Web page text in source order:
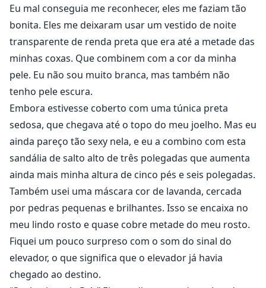
Eu mal conseguia me reconhecer, eles me faziam tão
bonita. Eles me deixaram usar um vestido de noite
transparente de renda preta que era até a metade das
minhas coxas. Que combinem com a cor da minha
pele. Eu não sou muito branca, mas também não
tenho pele escura.
Embora estivesse coberto com uma túnica preta
sedosa, que chegava até o topo do meu joelho. Mas eu
ainda pareço tão sexy nela, e eu a combino com esta
sandália de salto alto de três polegadas que aumenta
ainda mais minha altura de cinco pés e seis polegadas.
Também usei uma máscara cor de lavanda, cercada
por pedras pequenas e brilhantes. Isso se encaixa no
meu lindo rosto e quase cobre metade do meu rosto.
Fiquei um pouco surpreso com o som do sinal do
elevador, o que significa que o elevador já havia
chegado ao destino.